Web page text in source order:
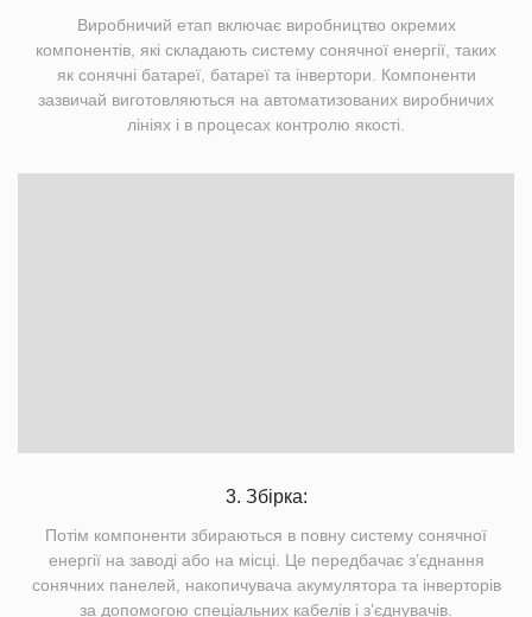
Виробничий етап включає виробництво окремих
компонентів, які складають систему сонячної енергії, таких
як сонячні батареї, батареї та інвертори. Компоненти
зазвичай виготовляються на автоматизованих виробничих
лініях і в процесах контролю якості.
3. Збірка:
Потім компоненти збираються в повну систему сонячної
енергії на заводі або на місці. Це передбачає з’єднання
сонячних панелей, накопичувача акумулятора та інверторів
за допомогою спеціальних кабелів і з’єднувачів.